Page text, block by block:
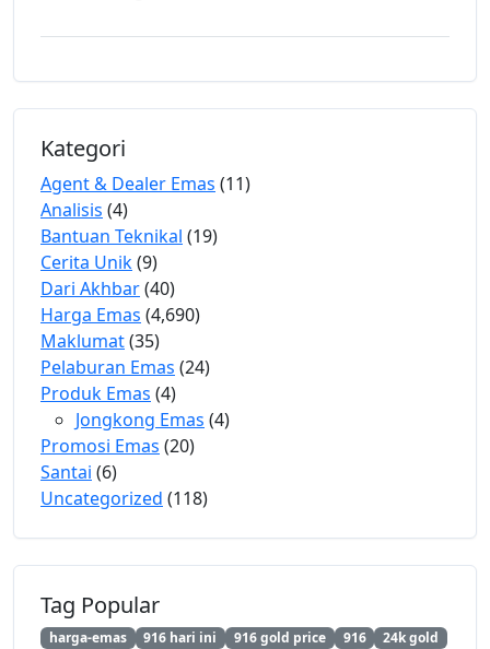
Kategori
Agent & Dealer Emas (11)
Analisis (4)
Bantuan Teknikal (19)
Cerita Unik(9)
Dari Akhbar(40)
Harga Emas (4,690)
Maklumat(35)
Pelaburan Emas (24)
Produk Emas (4)
Jongkong Emas (4)
Promosi Emas (20)
Santai (6)
Uncategorized (118)
Tag Popular
harga-emas 916 hari ini 916 gold price 916
24k gold